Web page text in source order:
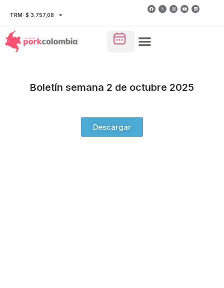
TRM: $ 3.757,08
Boletín semana 2 de octubre 2025
Descargar